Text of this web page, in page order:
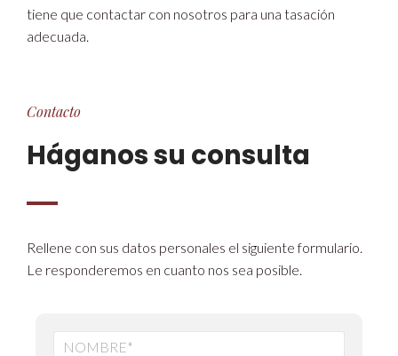
tiene que contactar con nosotros para una tasación
adecuada.
Contacto
Háganos su consulta
Rellene con sus datos personales el siguiente formulario.
Le responderemos en cuanto nos sea posible.